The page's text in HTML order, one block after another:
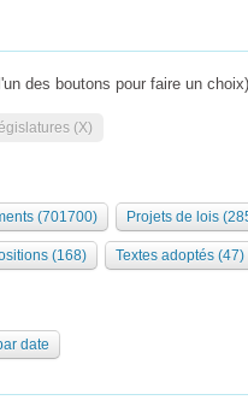
Bureau Collège des
des boutons pour faire un choix)
(X)
(701700) Projets de lois
(168) Textes adoptés (47)
date